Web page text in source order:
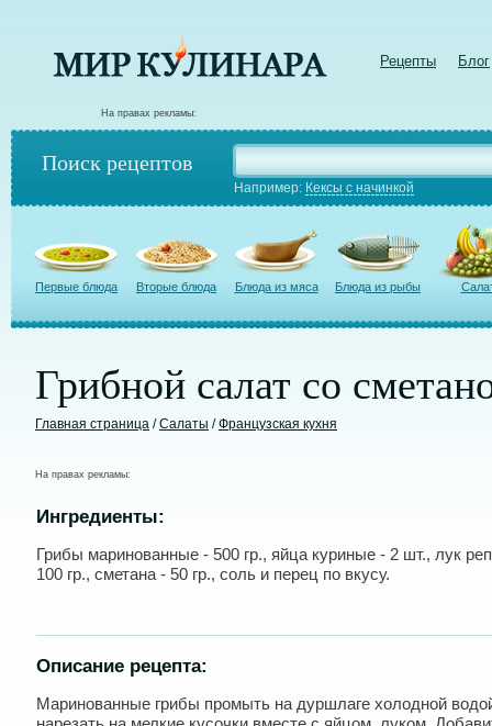
Рецепты Блог
На правах рекламы:
Поиск рецептов
Например: Кексы с начинкой
Первые блюда Вторые блюда Блюда из мяса Блюда из рыбы
Грибной салат со
Главная страница /Салаты /Французская кухня
На правах рекламы:
Ингредиенты:
Грибы маринованные - 500 гр., яйца куриные - 2 шт., лук
100 гр., сметана - 50 гр., соль и перец по вкусу.
Описание рецепта:
Маринованные грибы промыть на дуршлаге холодной